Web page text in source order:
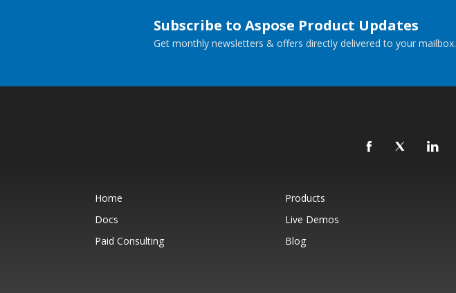
Subscribe to Aspose Product Updates
Get monthly newsletters & offers directly delivered to your mailbox.
Home Products
Docs
Live Demos
Paid Consulting
Blog